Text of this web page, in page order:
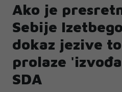
Ako je
Sebije
dokaz jezive
prolaze
SDA